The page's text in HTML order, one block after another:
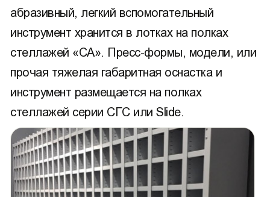
абразивный, легкий вспомогательный
инструмент хранится в лотках на полках
стеллажей «СА». Пресс-формы, модели, или
прочая тяжелая габаритная оснастка и
инструмент размещается на полках
стеллажей серии СГС или Slide.